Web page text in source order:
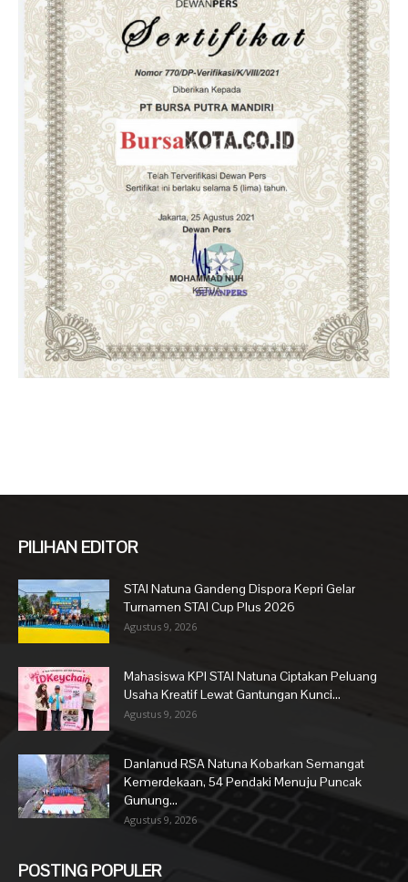
PILIHAN EDITOR
STAI Natuna Gandeng Dispora Kepri Gelar
Turnamen STAI Cup Plus 2026
Agustus 9, 2026
Mahasiswa KPI STAI Natuna Ciptakan Peluang
Usaha Kreatif Lewat Gantungan Kunci...
Agustus 9, 2026
Danlanud RSA Natuna Kobarkan Semangat
Kemerdekaan, 54 Pendaki Menuju Puncak
Gunung...
Agustus 9, 2026
POSTING POPULER